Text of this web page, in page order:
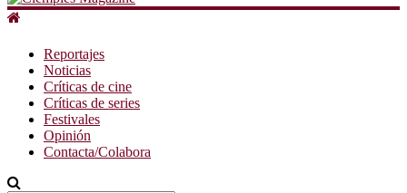
Reportajes
Noticias
Críticas de cine
Críticas de series
Festivales
Opinión
Contacta/Colabora